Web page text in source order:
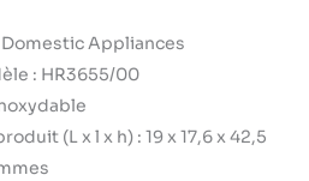
Appliances
: HR3655/00
(L x l x h) : 19 x 17,6 x 42,5